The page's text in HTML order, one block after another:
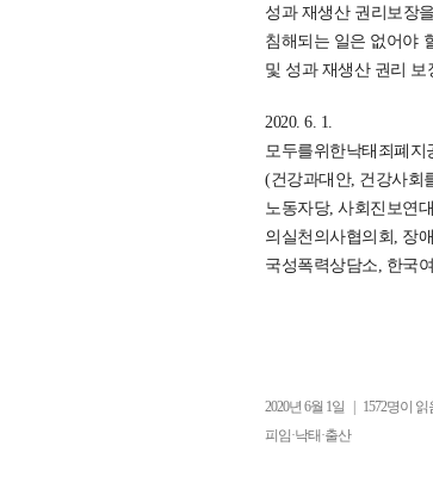
성과 재생산 권리보장
침해되는 일은 없어야
및 성과 재생산 권리
2020. 6. 1.
모두를위한낙태죄폐지
(건강과대안, 건강사회
노동자당, 사회진보연
의실천의사협의회, 장
국성폭력상담소, 한국
2020년 6월 1일
1572명이 읽
피임·낙태·출산